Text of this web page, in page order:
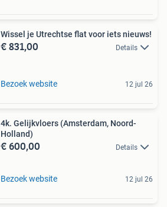
Wissel je Utrechtse flat voor iets nieuws!
€ 831,00 Details
Bezoek website 12 jul 26
4k. Gelijkvloers (Amsterdam, Noord-
Holland)
€ 600,00 Details
Bezoek website 12 jul 26